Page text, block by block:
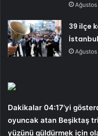
39 ilçe
Dakikalar 04:17’yi
oyuncak atan Beşiktaş
yüzünü güldürmek için